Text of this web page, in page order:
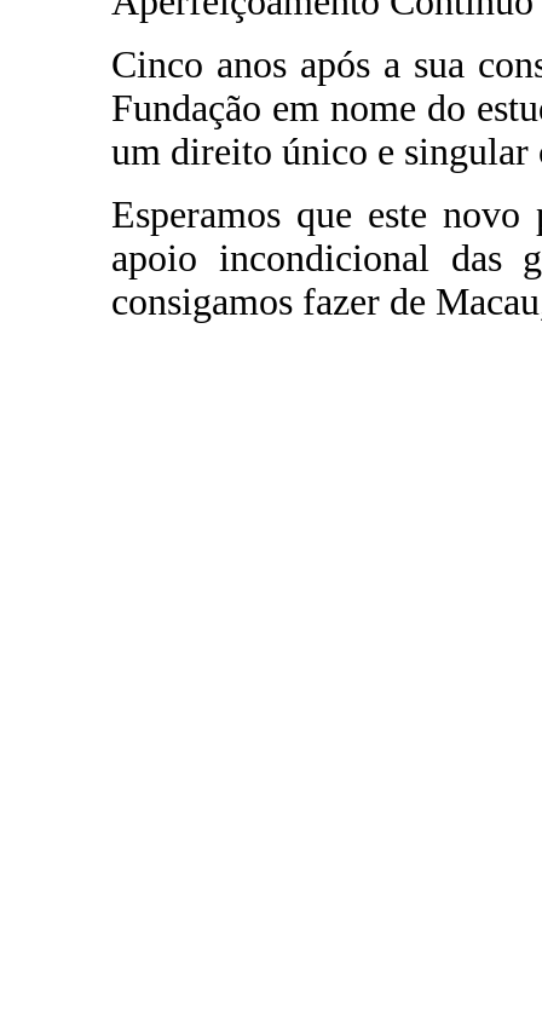
Cinco anos após a sua
Fundação em nome do
um direito único e
Esperamos que este
apoio incondicional das
consigamos fazer de